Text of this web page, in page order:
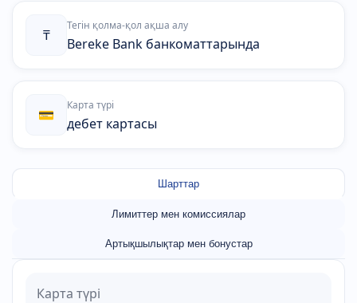
₸
Тегін қолма-қол ақша алу
Bereke Bank банкоматтарында
💳
Карта түрі
дебет картасы
Шарттар
Лимиттер мен комиссиялар
Артықшылықтар мен бонустар
Карта түрі